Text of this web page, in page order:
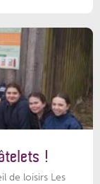
!
de loisirs Les